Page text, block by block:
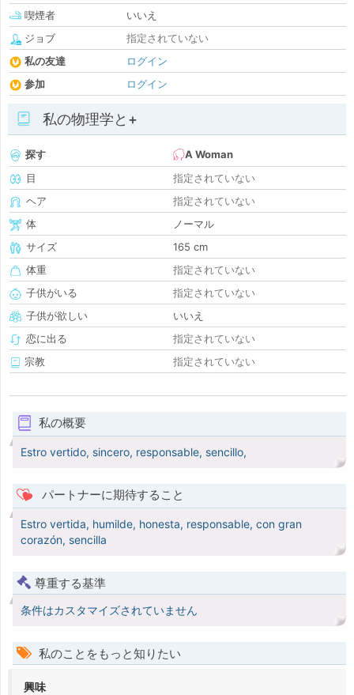
喫煙者
いいえ
ジョブ
指定されていない
私の友達
ログイン
参加
ログイン
私の物理学と+
探す
A Woman
目
指定されていない
ヘア
指定されていない
体
ノーマル
サイズ
165 cm
体重
指定されていない
子供がいる
指定されていない
子供が欲しい
いいえ
恋に出る
指定されていない
宗教
指定されていない
私の概要
Estro vertido, sincero, responsable, sencillo,
パートナーに期待すること
Estro vertida, humilde, honesta, responsable, con gran
corazón, sencilla
尊重する基準
条件はカスタマイズされていません
私のことをもっと知りたい
興味